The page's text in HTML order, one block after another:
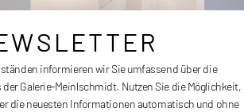
informieren wir Sie umfassend über die
Galerie-Meinlschmidt. Nutzen Sie die Möglichkeit,
die neuesten Informationen automatisch und ohne